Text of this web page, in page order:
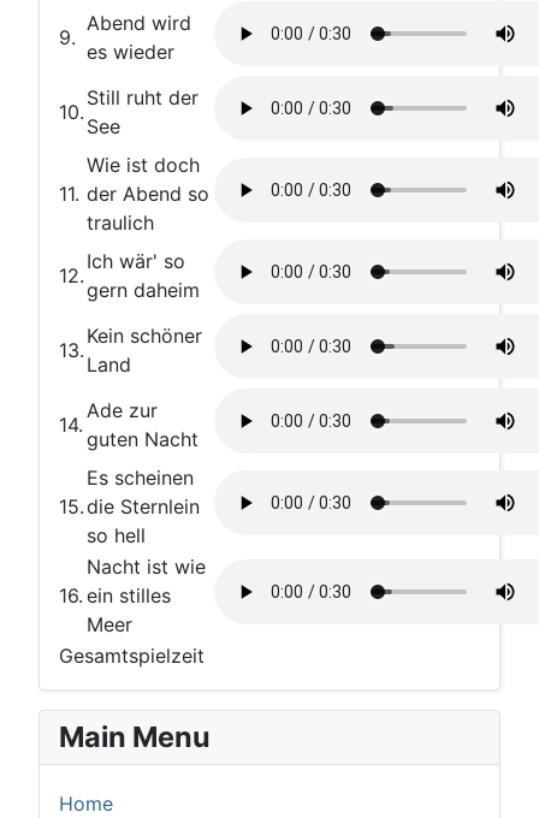
9.
Abend wird
es wieder
10.
Still ruht der
See
11.
Wie ist doch
der Abend so
traulich
12.
Ich wär' so
gern daheim
13.
Kein schöner
Land
14.
Ade zur
guten Nacht
15.
Es scheinen
die Sternlein
so hell
16.
Nacht ist wie
ein stilles
Meer
Gesamtspielzeit
Main Menu
Home